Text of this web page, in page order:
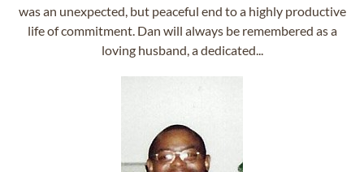
was an unexpected, but peaceful end to a highly productive
life of commitment. Dan will always be remembered as a
loving husband, a dedicated...